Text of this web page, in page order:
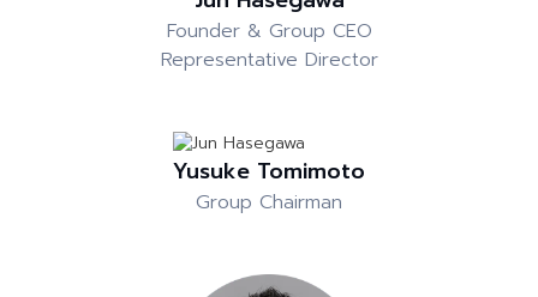
Founder & Group CEO
Representative Director
Yusuke Tomimoto
Group Chairman